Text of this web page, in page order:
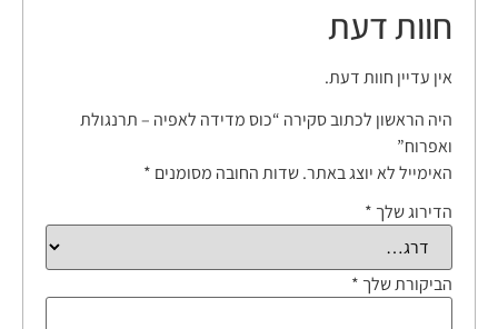
חוות דעת
אין עדיין חוות דעת.
היה הראשון לכתוב סקירה “כוס מדידה לאפיה – תרנגולת
ואפרוח”
האימייל לא יוצג באתר.שדות החובה מסומנים *
הדירוג שלך *
הביקורת שלך *